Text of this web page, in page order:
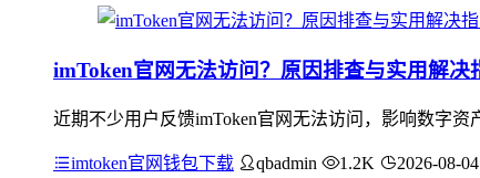
imToken官网无法访问？原因排查与实用解决
近期不少用户反馈imToken官网无法访问，影响数字
imtoken官网钱包下载 qbadmin 1.2K 2026-08-04